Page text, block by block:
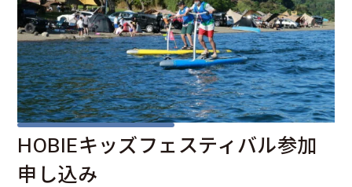
HOBIEキッズフェスティバル参加
申し込み